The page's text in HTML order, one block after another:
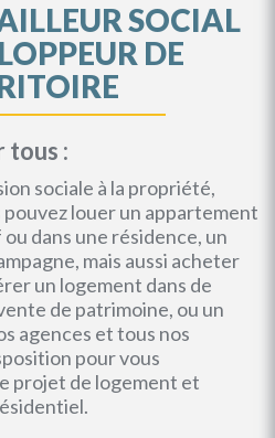
SOCIAL
DE
tous :
sociale à la propriété,
pouvez louer un appartement
dans une résidence, un
mais aussi acheter
un logement dans de
de patrimoine, ou un
agences et tous nos
pour vous
projet de logement et